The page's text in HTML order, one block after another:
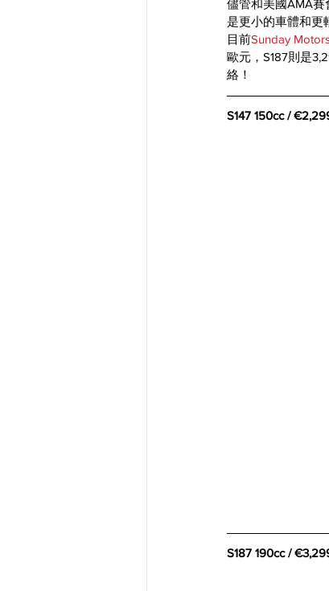
儘管和美國AMA賽
是更小的車體和更
目前Sunday
歐元，S187則是
絡！
S147 150cc /
S187 190cc /